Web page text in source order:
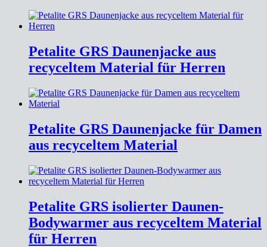
Petalite GRS Daunenjacke aus
recyceltem Material für Herren
Petalite GRS Daunenjacke für Damen
aus recyceltem Material
Petalite GRS isolierter Daunen-
Bodywarmer aus recyceltem Material
für Herren